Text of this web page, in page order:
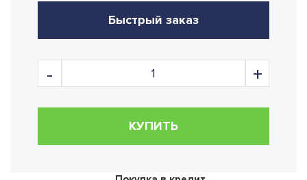
Быстрый заказ
КУПИТЬ